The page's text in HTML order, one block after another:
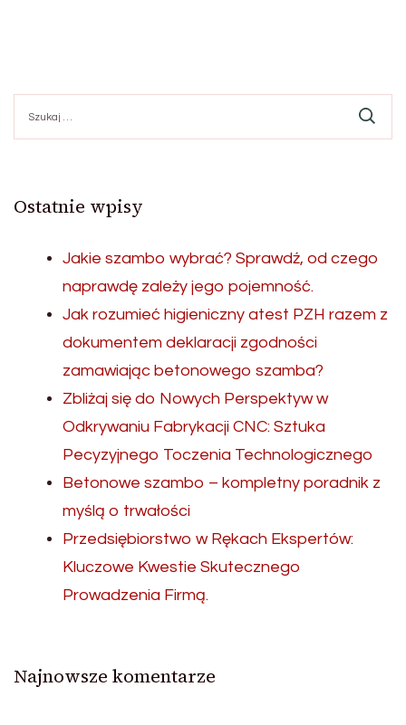
Ostatnie wpisy
Jakie szambo wybrać? Sprawdź, od czego
naprawdę zależy jego pojemność.
Jak rozumieć higieniczny atest PZH razem z
dokumentem deklaracji zgodności
zamawiając betonowego szamba?
Zbliżaj się do Nowych Perspektyw w
Odkrywaniu Fabrykacji CNC: Sztuka
Pecyzyjnego Toczenia Technologicznego
Betonowe szambo – kompletny poradnik z
myślą o trwałości
Przedsiębiorstwo w Rękach Ekspertów:
Kluczowe Kwestie Skutecznego
Prowadzenia Firmą.
Najnowsze komentarze